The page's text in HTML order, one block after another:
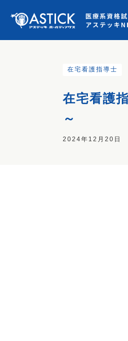
在宅看護指導士
在宅看護
～
2024年12月20日